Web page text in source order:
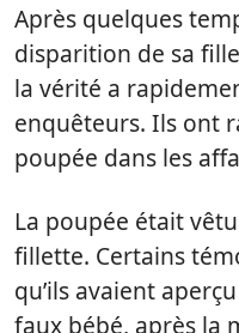
Après quelques
disparition de sa
la vérité a
enquêteurs. Ils ont
poupée dans les
La poupée était
fillette. Certains
qu’ils avaient
faux bébé, après la